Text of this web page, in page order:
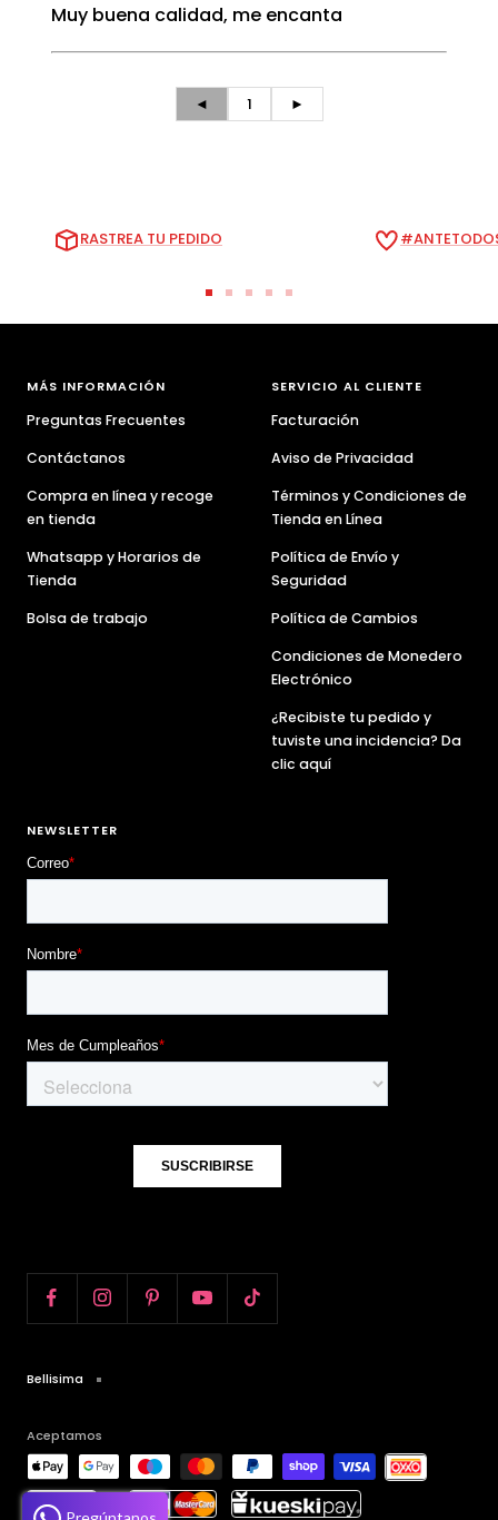
Muy buena calidad, me encanta
◄ 1 ►
RASTREA TU PEDIDO
Ir
a
Ir
a
Ir
a
Ir
a
Ir
a
MÁS INFORMACIÓN
Preguntas Frecuentes
Contáctanos
Compra en línea y recoge
en tienda
Whatsapp y Horarios de
Tienda
Bolsa de trabajo
SERVICIO AL CLIENTE
Facturación
Aviso de Privacidad
Términos y Condiciones de
Tienda en Línea
Política de Envío y
Seguridad
Política de Cambios
Condiciones de Monedero
Electrónico
¿Recibiste tu pedido y
tuviste una incidencia? Da
clic aquí
NEWSLETTER
Bellisima
Aceptamos